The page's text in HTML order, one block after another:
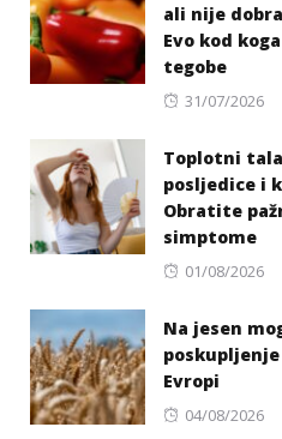
ali nije
Evo kod
tegobe
Posted
31/07/2026
Toplotni
posljedice i
Obratite
simptome
Posted
01/08/2026
Na jesen
Evropi
Posted
04/08/2026